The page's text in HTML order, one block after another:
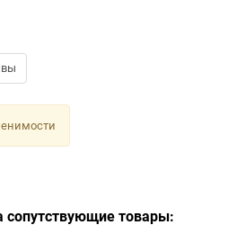
сопутствующие товары: